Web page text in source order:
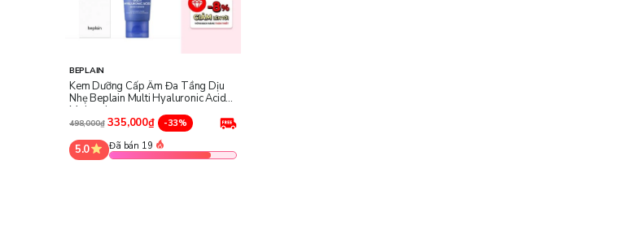
BEPLAIN
Kem Dưỡng Cấp Ẩm Đa Tầng Dịu
Nhẹ Beplain Multi Hyaluronic Acid
Moisturizer
498,000₫ 335,000₫ -33%
5.0 Đã bán 19